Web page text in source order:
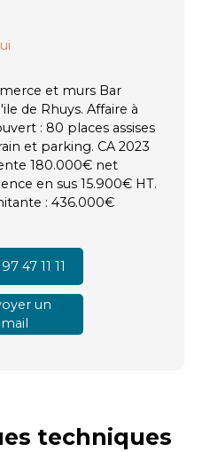
et murs Bar
de Rhuys. Affaire à
: 80 places assises
et parking. CA 2023
180.000€ net
en sus 15.900€ HT.
: 436.000€
47 11 11
un
mail
techniques